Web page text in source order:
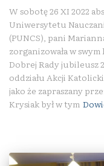
W sobotę 26 XI 2022
Uniwersytetu
(PUNCS), pani
zorganizowała w
Dobrej Rady jubileusz
oddziału Akcji
jako że zapraszany
Krysiak był w tym